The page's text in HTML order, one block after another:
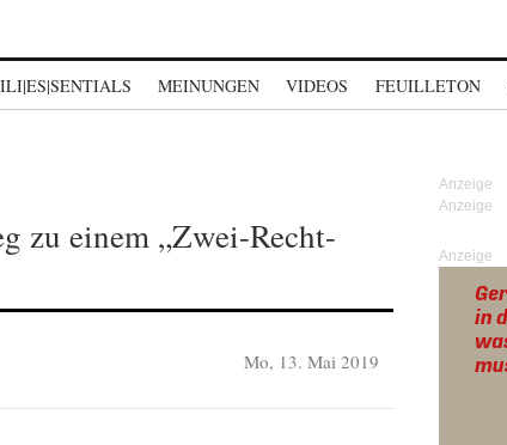
MEINUNGEN VIDEOS FEUILLETON
zu einem „Zwei-Recht-
Mo, 13. Mai 2019
Anzeige